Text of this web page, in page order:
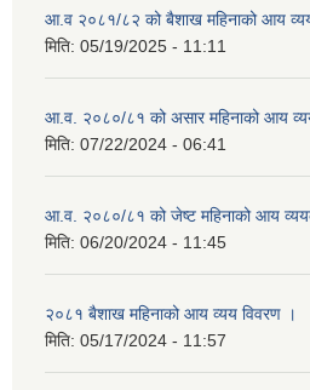
आ.व २०८१/८२ को बैशाख महिनाको आय
मिति: 05/19/2025 - 11:11
आ.व. २०८०/८१ को असार महिनाको आय
मिति: 07/22/2024 - 06:41
आ.व. २०८०/८१ को जेष्ट महिनाको आय
मिति: 06/20/2024 - 11:45
२०८१ बैशाख महिनाको आय व्यय विवरण ।
मिति: 05/17/2024 - 11:57